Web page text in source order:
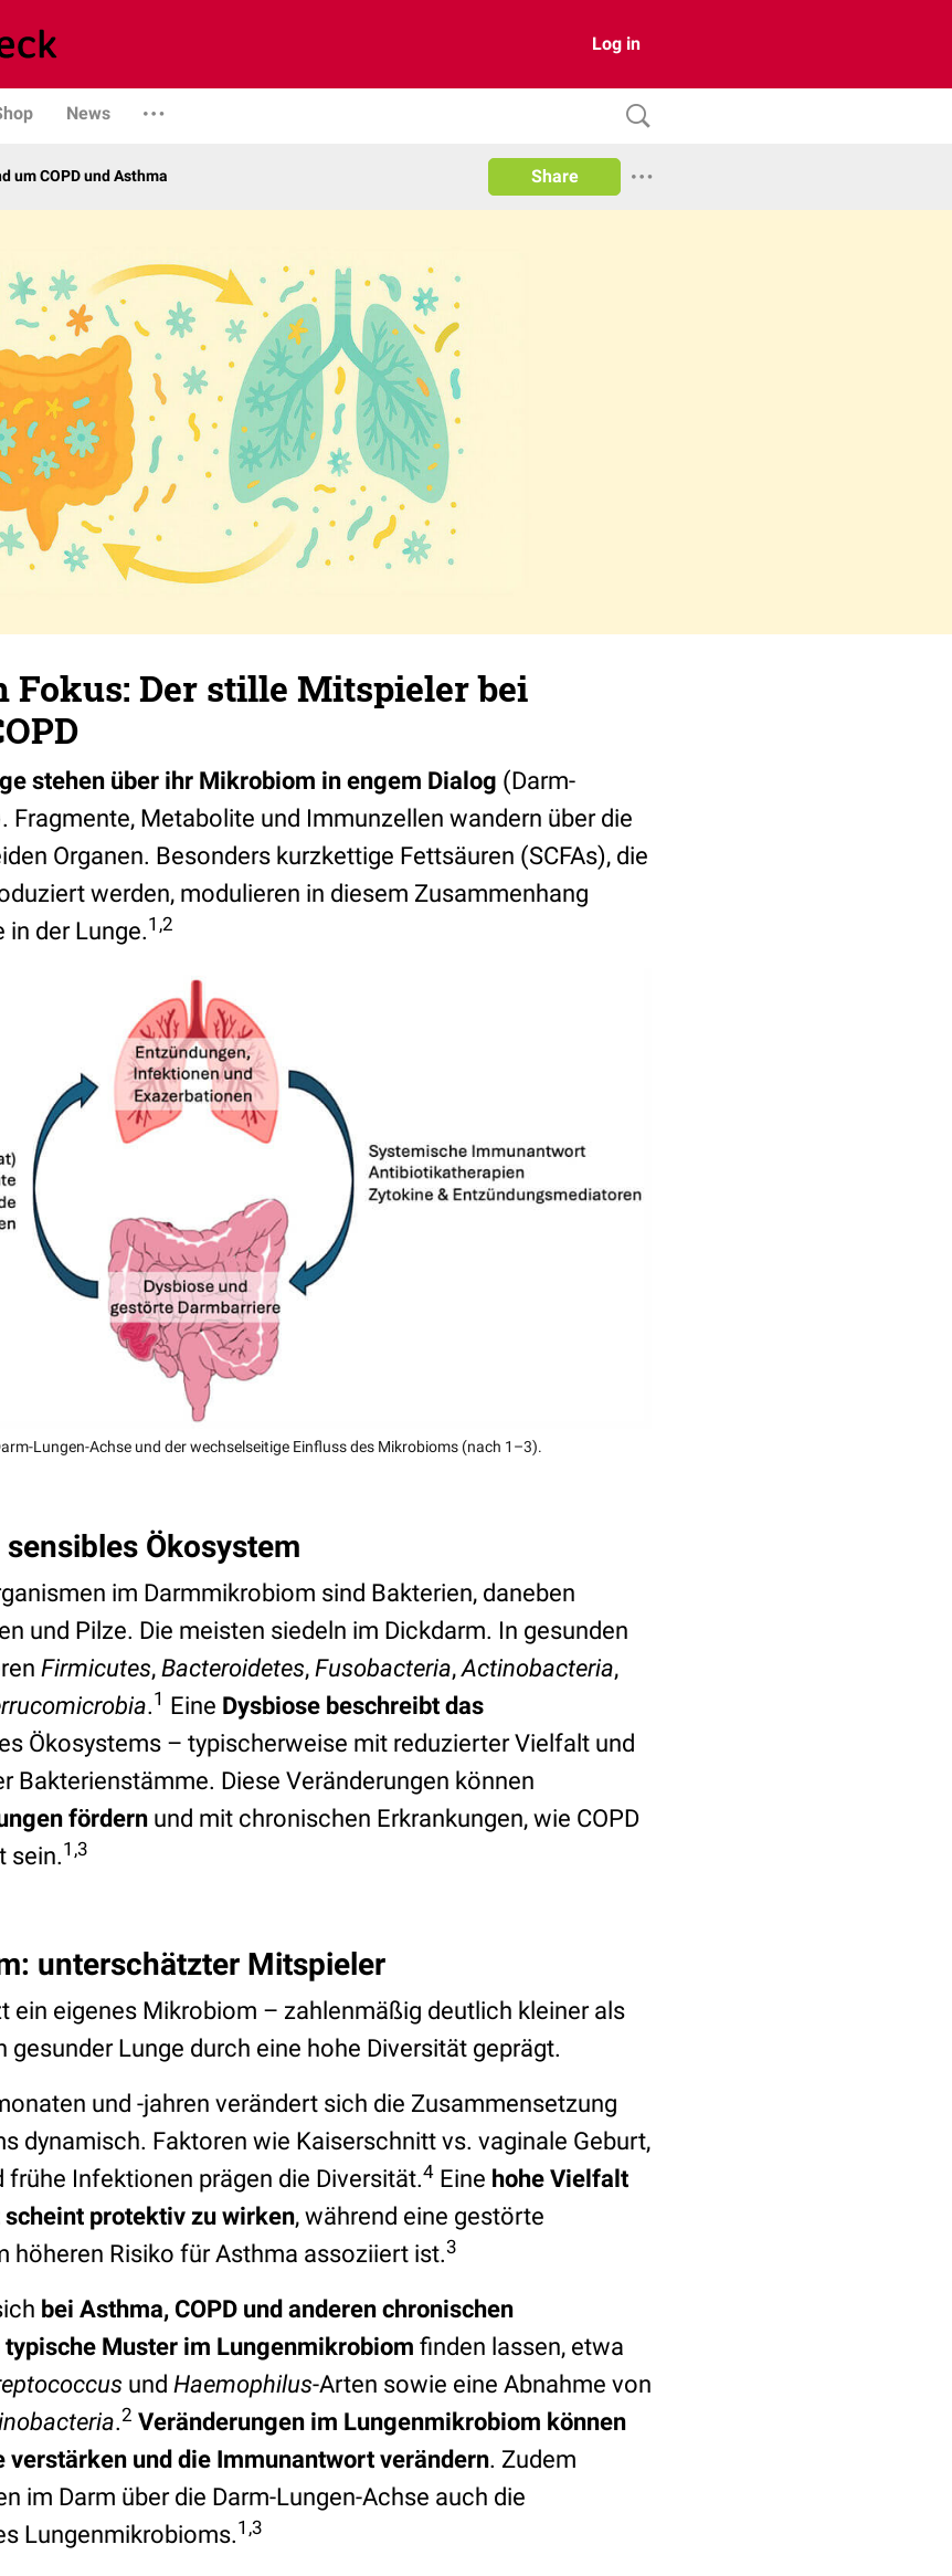
Log in
News
um COPD und Asthma Share
Der stille Mitspieler bei
stehen über ihr Mikrobiom in engem Dialog (Darm-
Fragmente, Metabolite und Immunzellen wandern über die
Organen. Besonders kurzkettige Fettsäuren (SCFAs), die
werden, modulieren in diesem Zusammenhang
in der Lunge.1,2
Lungen-Achse und der wechselseitige Einfluss des Mikrobioms (nach 1–3).
Ökosystem
im Darmmikrobiom sind Bakterien, daneben
und Pilze. Die meisten siedeln im Dickdarm. In gesunden
Firmicutes, Bacteroidetes, Fusobacteria,Actinobacteria,
.1 Eine Dysbiose beschreibt das
Ökosystems – typischerweise mit reduzierter Vielfalt und
Bakterienstämme. Diese Veränderungen können
fördern und mit chronischen Erkrankungen, wie COPD
sein.1,3
unterschätzter Mitspieler
ein eigenes Mikrobiom – zahlenmäßig deutlich kleiner als
gesunder Lunge durch eine hohe Diversität geprägt.
und -jahren verändert sich die Zusammensetzung
dynamisch. Faktoren wie Kaiserschnitt vs. vaginale Geburt,
frühe Infektionen prägen die Diversität.4 Eine hohe Vielfalt
protektiv zu wirken, während eine gestörte
höheren Risiko für Asthma assoziiert ist.3
bei Asthma, COPD und anderen chronischen
Muster im Lungenmikrobiom finden lassen, etwa
und Haemophilus-Arten sowie eine Abnahme von
.2 Veränderungen im Lungenmikrobiom können
verstärken und die Immunantwort verändern. Zudem
im Darm über die Darm-Lungen-Achse auch die
Lungenmikrobioms.1,3